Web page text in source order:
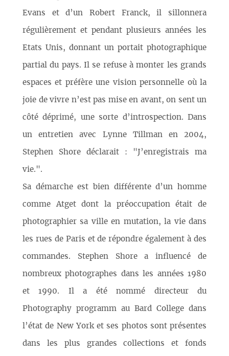
Evans et d’un Robert Franck, il sillonnera
régulièrement et pendant plusieurs années les
Etats Unis, donnant un portait photographique
partial du pays. Il se refuse à monter les grands
espaces et préfère une vision personnelle où la
joie de vivre n’est pas mise en avant, on sent un
côté déprimé, une sorte d’introspection. Dans
un entretien avec Lynne Tillman en 2004,
Stephen Shore déclarait : "J’enregistrais ma
vie.".
Sa démarche est bien différente d’un homme
comme Atget dont la préoccupation était de
photographier sa ville en mutation, la vie dans
les rues de Paris et de répondre également à des
commandes. Stephen Shore a influencé de
nombreux photographes dans les années 1980
et 1990. Il a été nommé directeur du
Photography programm au Bard College dans
l’état de New York et ses photos sont présentes
dans les plus grandes collections et fonds